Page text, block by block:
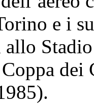
e i
dei